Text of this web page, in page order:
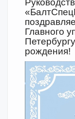
Главного
рождения!